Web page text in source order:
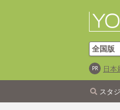
日本
スタ